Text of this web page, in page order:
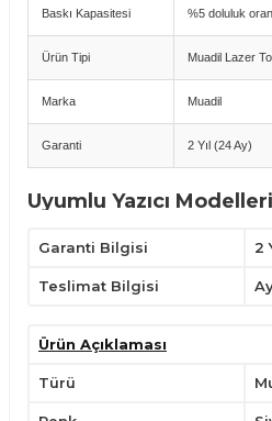
Baskı Kapasitesi %5 doluluk
Ürün Tipi Muadil Lazer
Marka Muadil
Garanti 2 Yıl (24 Ay)
Uyumlu Yazıcı Modelleri
Kyocera FS-3040MFP+
Kyocera FS-3140MFP+
Kyocera FS-3540MFP
Avantajlar
Garanti Bilgisi 2
Teslimat Bilgisi
Ürün Açıklaması
Türü